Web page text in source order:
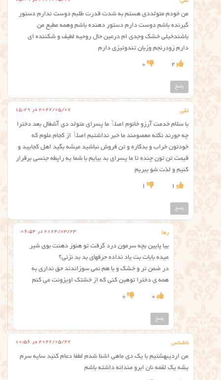
من خودم متولددی هستم به شدت قدرت طلبم دوست ندارم دستور
گیرنده باشم دوست دارم دستور دهنده باشم وهمه مطیع من
باشندخیلی خشک وجدی ام درعین حال روحیه لطیف و شکننده ای
دارم زودرنجم وزبان تندوتیزی دارم
2
0
پاسخ
تقی 2022/05/07 در 15:29
با سلام خدمت آرزو خانوم اصلٱ ما پسرای متولد دی آشغال بعد دخترا
چه جورند نکته معصومند ما خبر نداشتبم اصلٱ از کجام علوم که
خودتون خراب و بدکاره و تن فروش نباشید میشه بگید اهل کجایید و
قیمت تن تون چنده تا ما پسرای بد بیایم با شما یه راپطه جنسی برقرار
کنیم و لذت شو ببریم
1
1
پاسخ
رها 2024/03/23 در 06:54
بیا پایین بچه سرمون درد گرفت تو هنوز دهنت بوی شیر
میده بابات بت یاد نداده حرفهای بد بد نزنی؟
در ضمن تر و خشک و با هم نمی سوزاندند حق نداری به
همه ی دخترا توهین کنی که از خشتک اویزونت می کنم
0
0
پاسخ
ناشناس 2022/05/22 در 00:56
من اردیبهشتیم با یک دی ماهی اشنا شدم لطفا دعام کنید سایه سرم
بشه یک لقمه نان ابرو مندانه داشته باشم